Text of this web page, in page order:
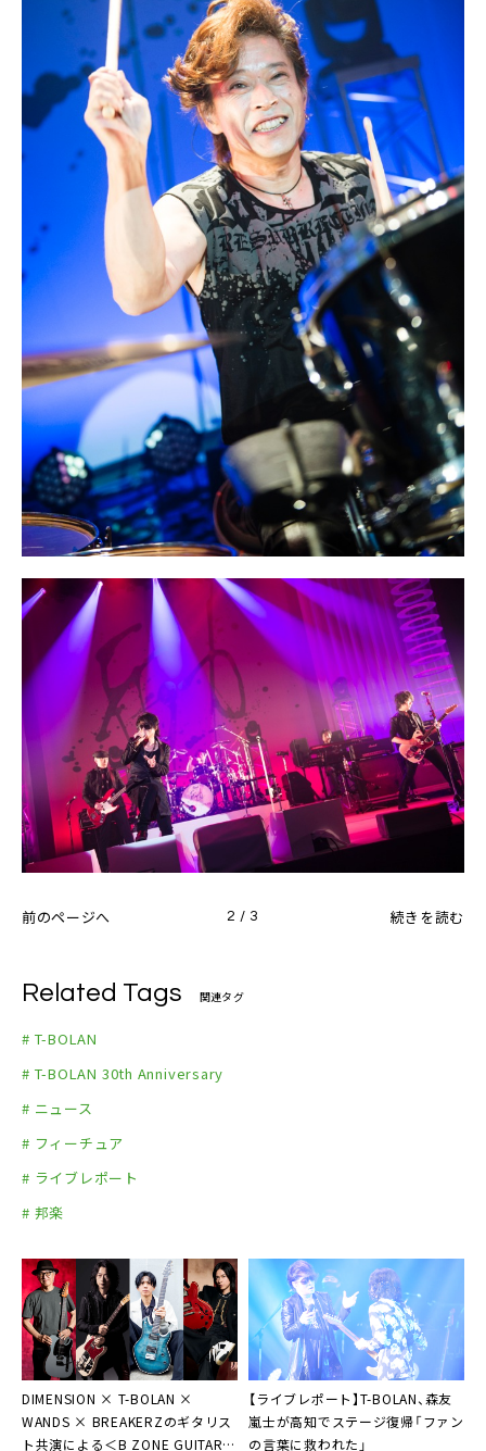
前のページへ 2 / 3 続きを読む
Related Tags 関連タグ
# T-BOLAN
# T-BOLAN 30th Anniversary
# ニュース
# フィーチュア
# ライブレポート
# 邦楽
DIMENSION × T-BOLAN ×
WANDS × BREAKERZのギタリス
ト共演による＜B ZONE GUITAR
【ライブレポート】T-BOLAN、森友
嵐士が高知でステージ復帰「ファン
の言葉に救われた」